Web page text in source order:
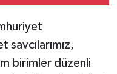
savcılarımız,
birimler düzenli